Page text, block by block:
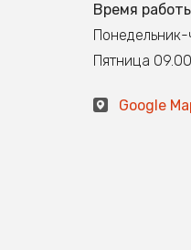
Время
Понедельник-
Пятница
Google